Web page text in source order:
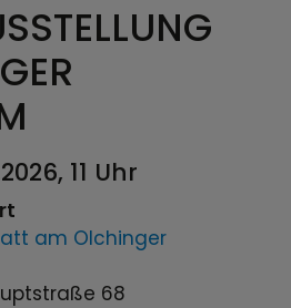
11 Uhr
am Olchinger
68